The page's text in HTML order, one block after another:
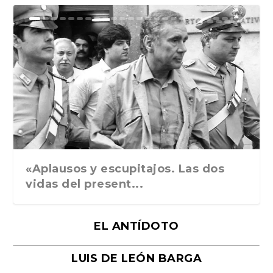
Ground Rules. Alejan...
«Rafael: Poesía subl...
Bienvenidos al circo...
Georges de La Tour. ...
Robert Capa: la hist...
«Aplausos y escupitajos. Las dos
vidas del present...
EL ANTÍDOTO
LUIS DE LEÓN BARGA